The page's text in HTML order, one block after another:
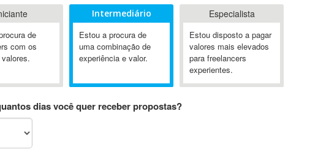
de
com os
Intermediário
Estou a procura de
uma combinação de
experiência e valor.
Especialista
Estou disposto a pagar
valores mais elevados
para freelancers
experientes.
dias você quer receber propostas?